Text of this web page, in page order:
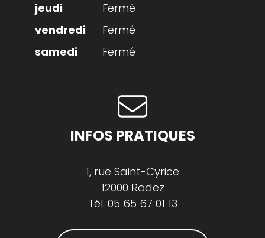
Fermé
Fermé
Fermé
INFOS PRATIQUES
1, rue Saint-Cyrice
12000 Rodez
Tél. 05 65 67 01 13